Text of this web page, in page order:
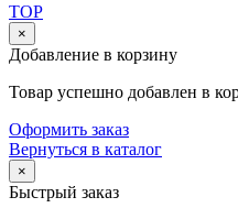
TOP
×
Добавление в корзину
Товар успешно добавлен в
Оформить заказ
Вернуться в каталог
×
Быстрый заказ